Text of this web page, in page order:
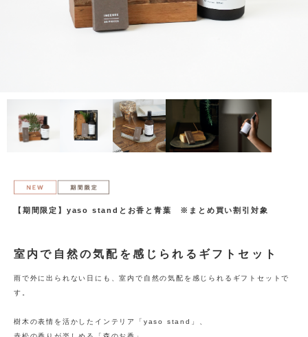
【期間限定】yaso standとお香と青葉 ※まとめ買い割引対象
室内で自然の気配を感じられるギフトセット
雨で外に出られない日にも、室内で自然の気配を感じられるギフトセットで
す。
樹木の表情を活かしたインテリア「yaso stand」、